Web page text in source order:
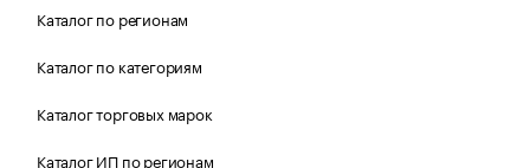
Каталог по регионам
Каталог по категориям
Каталог торговых марок
Каталог ИП по регионам